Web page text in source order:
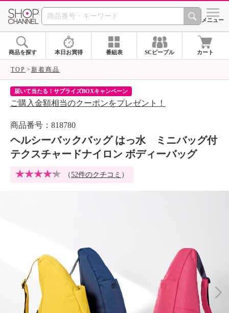
SHOP CHANNEL シメニュー
商品を探す 本日お買得 番組表 SCピープル カート
TOP 新着商品
届いて当たる！サプライズBOXキャンペーン
ご購入金額相当のクーポンをプレゼント！
商品番号：818780
ヘルシーバックバッグ はっ水 ミニバッグ付
テクスチャードナイロン ボディーバッグ
（52件のクチコミ ）